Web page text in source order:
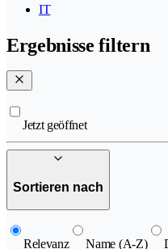
IT
Ergebnisse filtern
Jetzt geöffnet
Sortieren nach
Relevanz Name (A-Z)